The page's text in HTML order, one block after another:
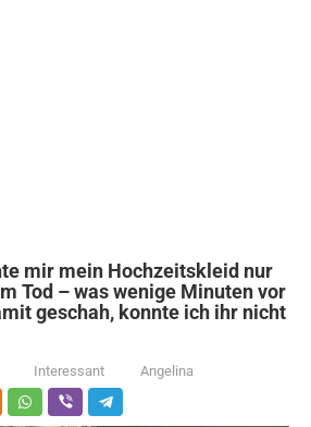
mir mein Hochzeitskleid nur
Tod – was wenige Minuten vor
geschah, konnte ich ihr nicht
Interessant Angelina